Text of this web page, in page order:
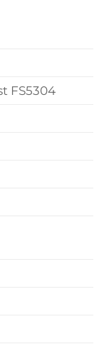
FS5304